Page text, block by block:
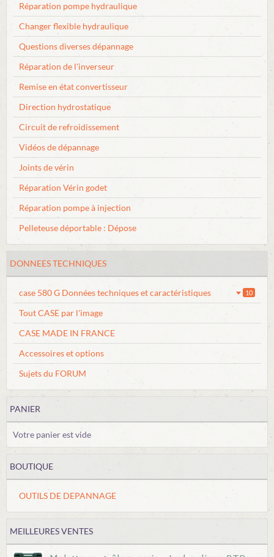
Réparation pompe hydraulique
Changer flexible hydraulique
Questions diverses dépannage
Réparation de l'inverseur
Remise en état convertisseur
Direction hydrostatique
Circuit de refroidissement
Vidéos de dépannage
Joints de vérin
Réparation Vérin godet
Réparation pompe à injection
Pelleteuse déportable : Dépose
DONNEES TECHNIQUES
case 580 G Données techniques et caractéristiques 10
Tout CASE par l'image
CASE MADE IN FRANCE
Accessoires et options
Sujets du FORUM
PANIER
Votre panier est vide
BOUTIQUE
OUTILS DE DEPANNAGE
MEILLEURES VENTES